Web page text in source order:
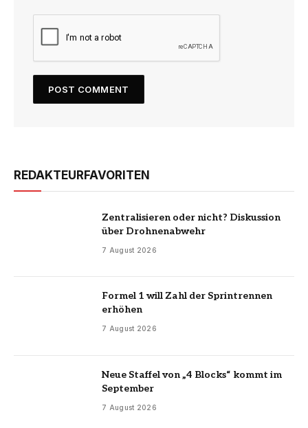
REDAKTEURFAVORITEN
Zentralisieren oder nicht? Diskussion
über Drohnenabwehr
7 August 2026
Formel 1 will Zahl der Sprintrennen
erhöhen
7 August 2026
Neue Staffel von „4 Blocks“ kommt im
September
7 August 2026